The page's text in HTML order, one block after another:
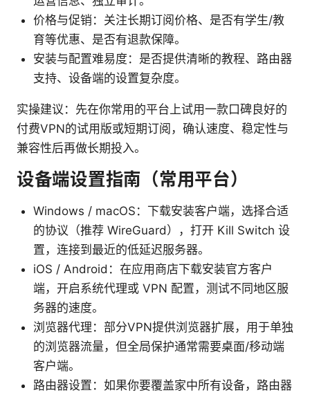
价格与促销：关注长期订阅价格、是否有学生/教
育等优惠、是否有退款保障。
安装与配置难易度：是否提供清晰的教程、路由器
支持、设备端的设置复杂度。
实操建议：先在你常用的平台上试用一款口碑良好的
付费VPN的试用版或短期订阅，确认速度、稳定性与
兼容性后再做长期投入。
设备端设置指南（常用平台）
Windows / macOS：下载安装客户端，选择合适
的协议（推荐 WireGuard），打开 Kill Switch 设
置，连接到最近的低延迟服务器。
iOS / Android：在应用商店下载安装官方客户
端，开启系统代理或 VPN 配置，测试不同地区服
务器的速度。
浏览器代理：部分VPN提供浏览器扩展，用于单独
的浏览器流量，但全局保护通常需要桌面/移动端
客户端。
路由器设置：如果你要覆盖家中所有设备，路由器